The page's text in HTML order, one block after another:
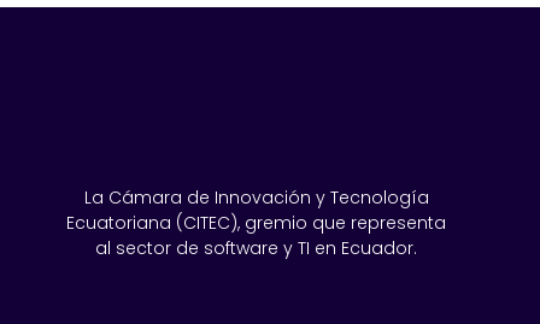
La Cámara de Innovación y Tecnología
Ecuatoriana (CITEC), gremio que representa
al sector de software y TI en Ecuador.